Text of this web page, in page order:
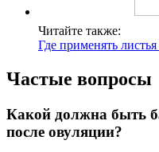
Читайте также:
Где применять
Частые вопросы
Какой должна быть
после овуляции?